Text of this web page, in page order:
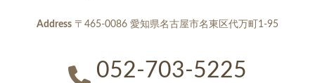
Address 〒465-0086 愛知県名古屋市名東区代万町1-95
052-703-5225